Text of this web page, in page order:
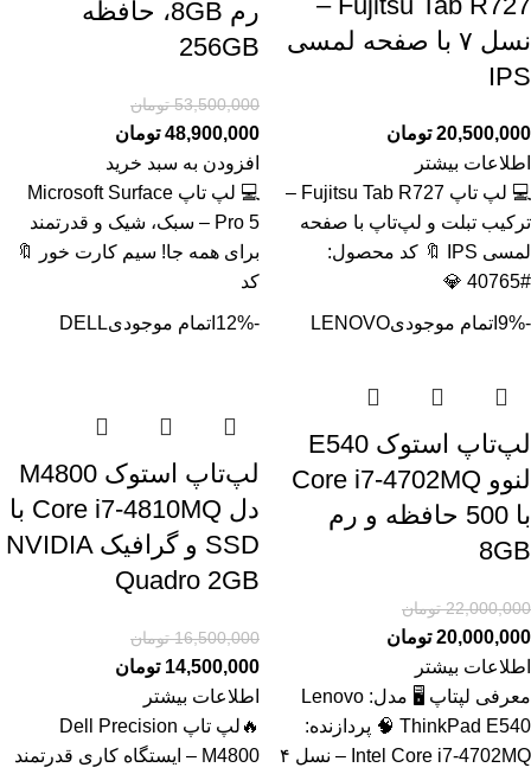
نسل ۷ با صفحه لمسی
IPS
20,500,000 تومان
اطلاعات بیشتر
💻 لپ تاپ Fujitsu Tab R727 –
ترکیب تبلت و لپ‌تاپ با صفحه
لمسی IPS 🔖 کد محصول:
#40765 💎
رم 8GB، حافظه
256GB
53,500,000 تومان
48,900,000 تومان
افزودن به سبد خرید
💻 لپ تاپ Microsoft Surface
Pro 5 – سبک، شیک و قدرتمند
برای همه جا! سیم کارت خور 🔖
کد
-9% اتمام موجودیLENOVO
لپ‌تاپ استوک E540
لنوو Core i7-4702MQ
با 500 حافظه و رم
8GB
22,000,000 تومان
20,000,000 تومان
اطلاعات بیشتر
معرفی لپتاپ 🖥️ مدل: Lenovo
ThinkPad E540 🧠 پردازنده:
Intel Core i7‑4702MQ – نسل ۴
-12% اتمام موجودیDELL
لپ‌تاپ استوک M4800
دل Core i7-4810MQ با
SSD و گرافیک NVIDIA
Quadro 2GB
16,500,000 تومان
14,500,000 تومان
اطلاعات بیشتر
🔥لپ تاپ Dell Precision
M4800 – ایستگاه کاری قدرتمند